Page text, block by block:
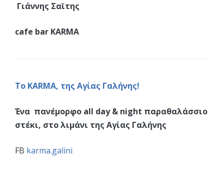
Γιάννης Σαϊτης
cafe bar KARMA
Το KARMA, της Αγίας Γαλήνης!
Ένα πανέμορφο all day & night παραθαλάσσιο
στέκι, στο λιμάνι της Αγίας Γαλήνης
FB karma.galini